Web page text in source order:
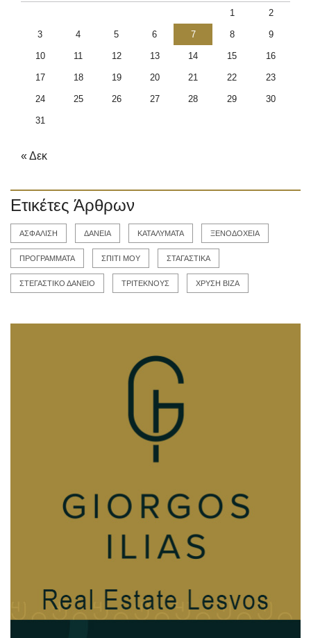
1 2
3 4 5 6 7 8 9
10 11 12 13 14 15 16
17 18 19 20 21 22 23
24 25 26 27 28 29 30
31
« Δεκ
Ετικέτες Άρθρων
ΑΣΦΑΛΙΣΗ ΔΑΝΕΙΑ ΚΑΤΑΛΥΜΑΤΑ ΞΕΝΟΔΟΧΕΙΑ
ΠΡΟΓΡΑΜΜΑΤΑ ΣΠΙΤΙ ΜΟΥ ΣΤΑΓΑΣΤΙΚΑ
ΣΤΕΓΑΣΤΙΚΟ ΔΑΝΕΙΟ ΤΡΙΤΕΚΝΟΥΣ ΧΡΥΣΗ ΒΙΖΑ